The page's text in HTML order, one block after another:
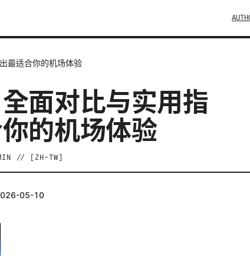
最适合你的机场体验
面对比与实用指
的机场体验
// [ ZH-TW
05-10